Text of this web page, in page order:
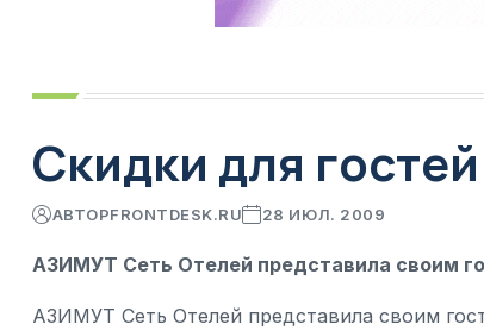
Скидки для
АВТОРFRONTDESK.RU 28 ИЮЛ. 2009
АЗИМУТ Сеть Отелей представила своим
АЗИМУТ Сеть Отелей представила своим